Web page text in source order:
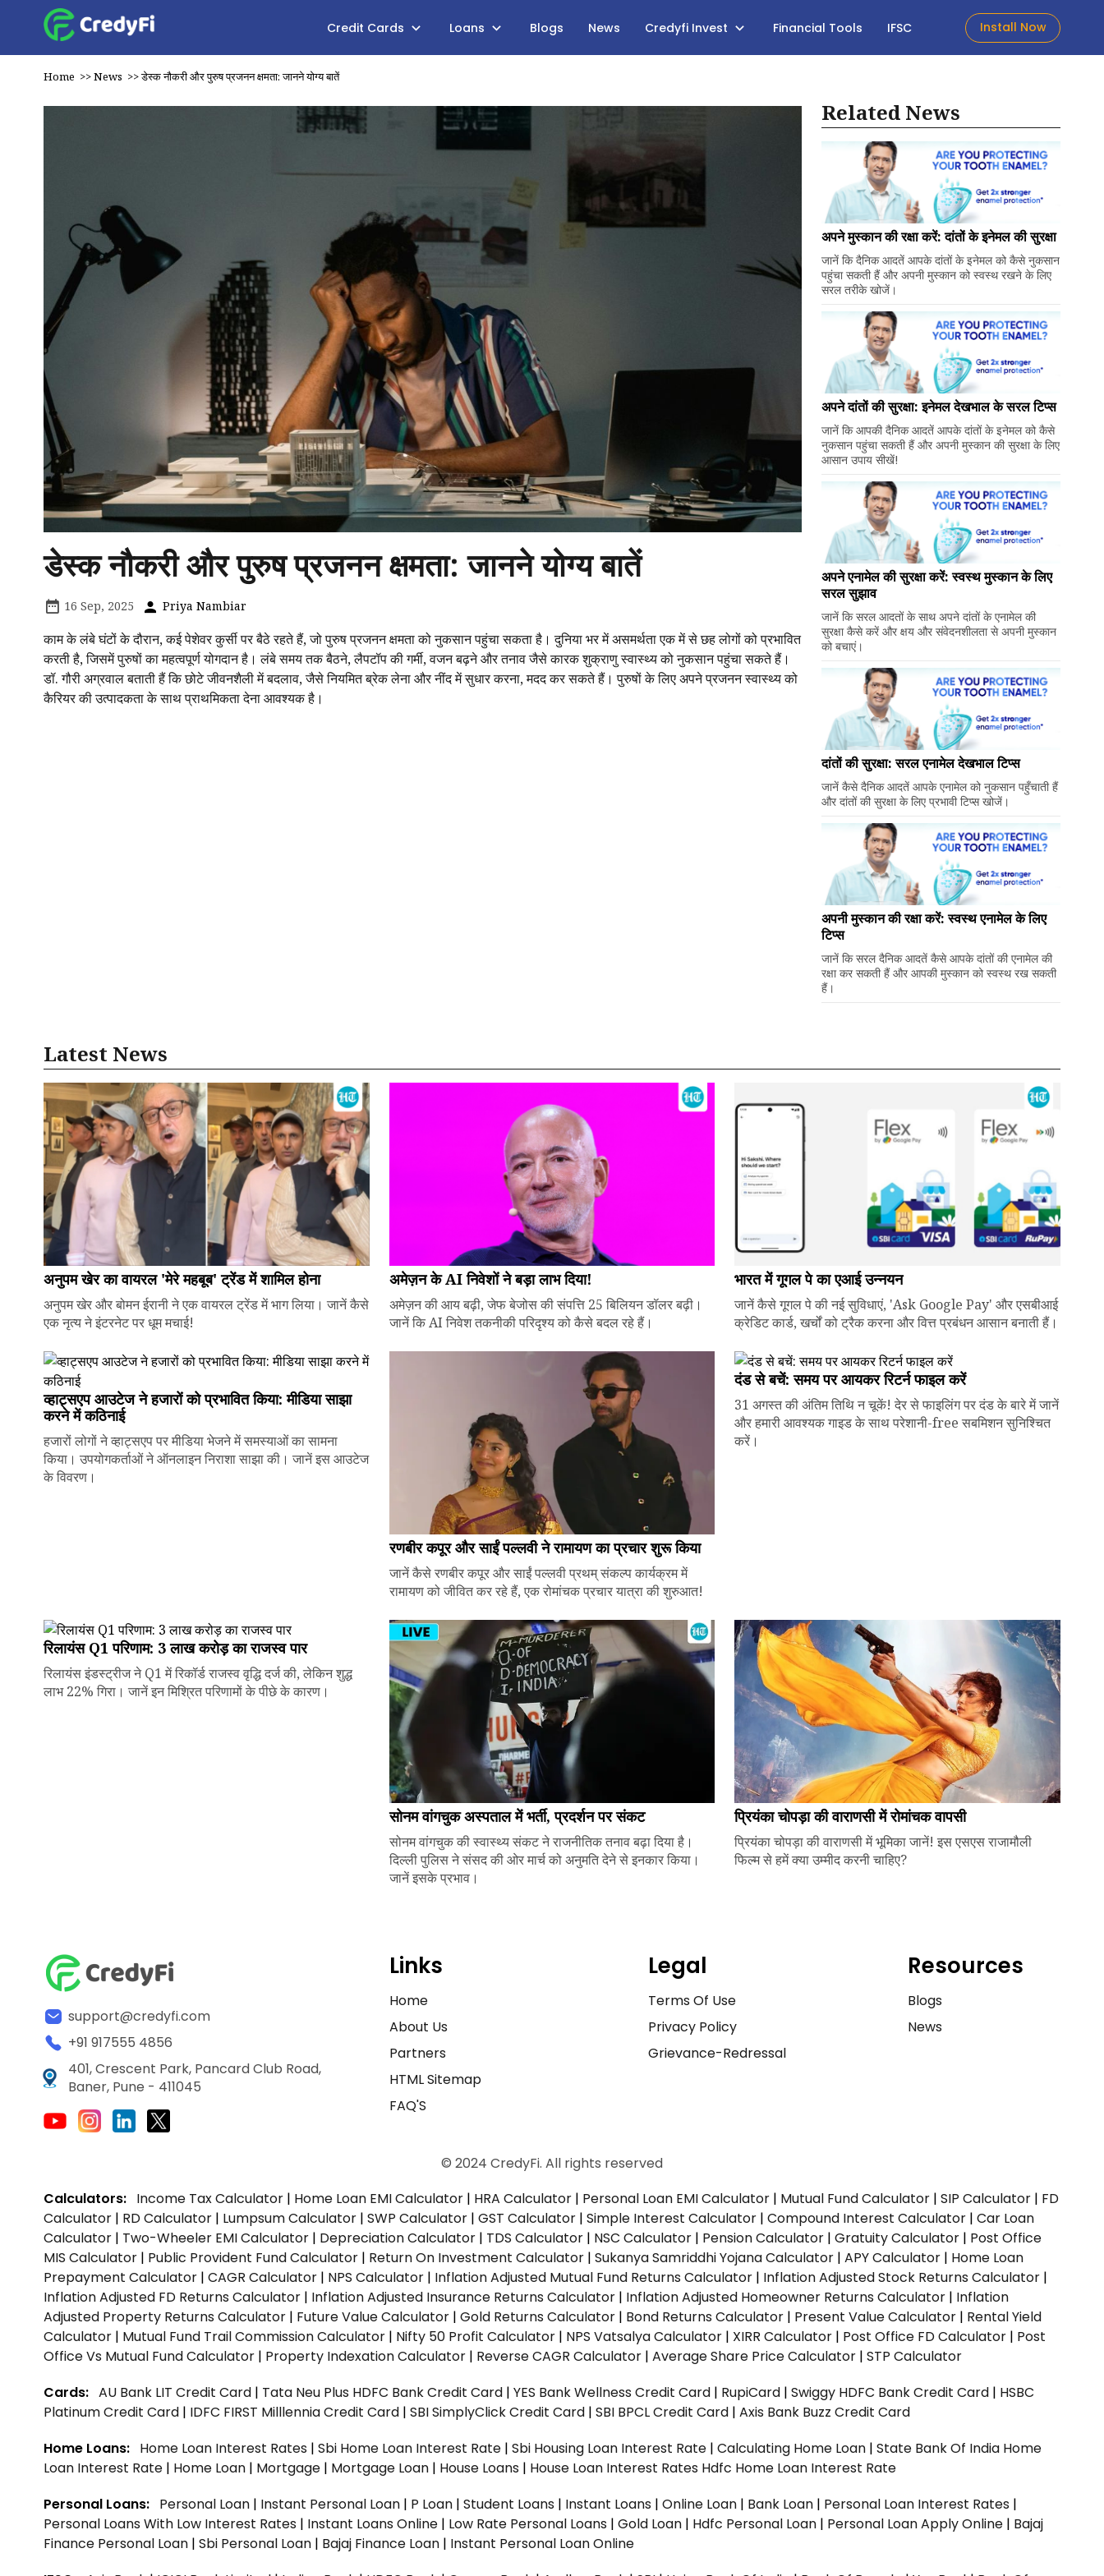
Credit Cards Loans Blogs News Credyfi Invest Financial Tools IFSC Install Now
Home >>News >>डेस्क नौकरी और पुरुष प्रजनन क्षमता: जानने योग्य बातें
डेस्क नौकरी और पुरुष प्रजनन क्षमता: जानने योग्य बातें
16 Sep, 2025 Priya Nambiar
काम के लंबे घंटों के दौरान, कई पेशेवर कुर्सी पर बैठे रहते हैं, जो पुरुष प्रजनन क्षमता को नुकसान पहुंचा सकता है। दुनिया भर में असमर्थता एक में से छह लोगों को प्रभावित
करती है, जिसमें पुरुषों का महत्वपूर्ण योगदान है। लंबे समय तक बैठने, लैपटॉप की गर्मी, वजन बढ़ने और तनाव जैसे कारक शुक्राणु स्वास्थ्य को नुकसान पहुंचा सकते हैं।
डॉ. गौरी अग्रवाल बताती हैं कि छोटे जीवनशैली में बदलाव, जैसे नियमित ब्रेक लेना और नींद में सुधार करना, मदद कर सकते हैं। पुरुषों के लिए अपने प्रजनन स्वास्थ्य को
कैरियर की उत्पादकता के साथ प्राथमिकता देना आवश्यक है।
Related News
अपने मुस्कान की रक्षा करें: दांतों के इनेमल की सुरक्षा
जानें कि दैनिक आदतें आपके दांतों के इनेमल को कैसे नुकसान
पहुंचा सकती हैं और अपनी मुस्कान को स्वस्थ रखने के लिए
सरल तरीके खोजें।
अपने दांतों की सुरक्षा: इनेमल देखभाल के सरल टिप्स
जानें कि आपकी दैनिक आदतें आपके दांतों के इनेमल को कैसे
नुकसान पहुंचा सकती हैं और अपनी मुस्कान की सुरक्षा के लिए
आसान उपाय सीखें!
अपने एनामेल की सुरक्षा करें: स्वस्थ मुस्कान के लिए
सरल सुझाव
जानें कि सरल आदतों के साथ अपने दांतों के एनामेल की
सुरक्षा कैसे करें और क्षय और संवेदनशीलता से अपनी मुस्कान
को बचाएं।
दांतों की सुरक्षा: सरल एनामेल देखभाल टिप्स
जानें कैसे दैनिक आदतें आपके एनामेल को नुकसान पहुँचाती हैं
और दांतों की सुरक्षा के लिए प्रभावी टिप्स खोजें।
अपनी मुस्कान की रक्षा करें: स्वस्थ एनामेल के लिए
टिप्स
जानें कि सरल दैनिक आदतें कैसे आपके दांतों की एनामेल की
रक्षा कर सकती हैं और आपकी मुस्कान को स्वस्थ रख सकती
हैं।
Latest News
अनुपम खेर का वायरल 'मेरे महबूब' ट्रेंड में शामिल होना
अनुपम खेर और बोमन ईरानी ने एक वायरल ट्रेंड में भाग लिया। जानें कैसे
एक नृत्य ने इंटरनेट पर धूम मचाई!
अमेज़न के AI निवेशों ने बड़ा लाभ दिया!
अमेज़न की आय बढ़ी, जेफ बेजोस की संपत्ति 25 बिलियन डॉलर बढ़ी।
जानें कि AI निवेश तकनीकी परिदृश्य को कैसे बदल रहे हैं।
भारत में गूगल पे का एआई उन्नयन
जानें कैसे गूगल पे की नई सुविधाएं, 'Ask Google Pay' और एसबीआई
क्रेडिट कार्ड, खर्चों को ट्रैक करना और वित्त प्रबंधन आसान बनाती हैं।
व्हाट्सएप आउटेज ने हजारों को प्रभावित किया: मीडिया साझा
करने में कठिनाई
हजारों लोगों ने व्हाट्सएप पर मीडिया भेजने में समस्याओं का सामना
किया। उपयोगकर्ताओं ने ऑनलाइन निराशा साझा की। जानें इस आउटेज
के विवरण।
रणबीर कपूर और साईं पल्लवी ने रामायण का प्रचार शुरू किया
जानें कैसे रणबीर कपूर और साईं पल्लवी प्रथम् संकल्प कार्यक्रम में
रामायण को जीवित कर रहे हैं, एक रोमांचक प्रचार यात्रा की शुरुआत!
दंड से बचें: समय पर आयकर रिटर्न फाइल करें
31 अगस्त की अंतिम तिथि न चूकें! देर से फाइलिंग पर दंड के बारे में जानें
और हमारी आवश्यक गाइड के साथ परेशानी-free सबमिशन सुनिश्चित
करें।
रिलायंस Q1 परिणाम: ₹3 लाख करोड़ का राजस्व पार
रिलायंस इंडस्ट्रीज ने Q1 में रिकॉर्ड राजस्व वृद्धि दर्ज की, लेकिन शुद्ध
लाभ 22% गिरा। जानें इन मिश्रित परिणामों के पीछे के कारण।
सोनम वांगचुक अस्पताल में भर्ती, प्रदर्शन पर संकट
सोनम वांगचुक की स्वास्थ्य संकट ने राजनीतिक तनाव बढ़ा दिया है।
दिल्ली पुलिस ने संसद की ओर मार्च को अनुमति देने से इनकार किया।
जानें इसके प्रभाव।
प्रियंका चोपड़ा की वाराणसी में रोमांचक वापसी
प्रियंका चोपड़ा की वाराणसी में भूमिका जानें! इस एसएस राजामौली
फिल्म से हमें क्या उम्मीद करनी चाहिए?
support@credyfi.com
+91 917555 4856
401, Crescent Park, Pancard Club Road,
Baner, Pune - 411045
Links
Home
About Us
Partners
HTML Sitemap
FAQ'S
Legal
Terms Of Use
Privacy Policy
Grievance-Redressal
Resources
Blogs
News
© 2024 CredyFi. All rights reserved
Calculators: Income Tax Calculator | Home Loan EMI Calculator | HRA Calculator | Personal Loan EMI Calculator | Mutual Fund Calculator | SIP Calculator | FD
Calculator | RD Calculator | Lumpsum Calculator | SWP Calculator | GST Calculator | Simple Interest Calculator | Compound Interest Calculator | Car Loan
Calculator | Two-Wheeler EMI Calculator | Depreciation Calculator | TDS Calculator | NSC Calculator | Pension Calculator | Gratuity Calculator | Post Office
MIS Calculator | Public Provident Fund Calculator | Return On Investment Calculator | Sukanya Samriddhi Yojana Calculator | APY Calculator | Home Loan
Prepayment Calculator | CAGR Calculator | NPS Calculator | Inflation Adjusted Mutual Fund Returns Calculator | Inflation Adjusted Stock Returns Calculator |
Inflation Adjusted FD Returns Calculator | Inflation Adjusted Insurance Returns Calculator | Inflation Adjusted Homeowner Returns Calculator | Inflation
Adjusted Property Returns Calculator | Future Value Calculator | Gold Returns Calculator | Bond Returns Calculator | Present Value Calculator | Rental Yield
Calculator | Mutual Fund Trail Commission Calculator | Nifty 50 Profit Calculator | NPS Vatsalya Calculator | XIRR Calculator | Post Office FD Calculator | Post
Office Vs Mutual Fund Calculator | Property Indexation Calculator | Reverse CAGR Calculator | Average Share Price Calculator | STP Calculator
Cards: AU Bank LIT Credit Card | Tata Neu Plus HDFC Bank Credit Card | YES Bank Wellness Credit Card | RupiCard | Swiggy HDFC Bank Credit Card | HSBC
Platinum Credit Card | IDFC FIRST Milllennia Credit Card | SBI SimplyClick Credit Card | SBI BPCL Credit Card | Axis Bank Buzz Credit Card
Home Loans: Home Loan Interest Rates | Sbi Home Loan Interest Rate | Sbi Housing Loan Interest Rate | Calculating Home Loan | State Bank Of India Home
Loan Interest Rate | Home Loan | Mortgage | Mortgage Loan | House Loans | House Loan Interest Rates Hdfc Home Loan Interest Rate
Personal Loans: Personal Loan | Instant Personal Loan | P Loan | Student Loans | Instant Loans | Online Loan | Bank Loan | Personal Loan Interest Rates |
Personal Loans With Low Interest Rates | Instant Loans Online | Low Rate Personal Loans | Gold Loan | Hdfc Personal Loan | Personal Loan Apply Online | Bajaj
Finance Personal Loan | Sbi Personal Loan | Bajaj Finance Loan | Instant Personal Loan Online